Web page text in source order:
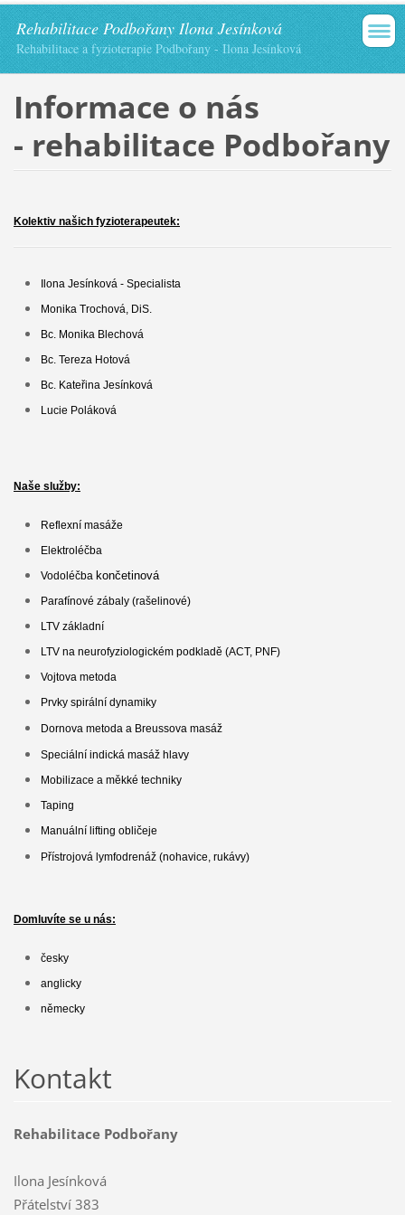
Rehabilitace Podbořany Ilona Jesínková
Rehabilitace a fyzioterapie Podbořany - Ilona Jesínková
Informace o nás
- rehabilitace Podbořany
Kolektiv našich fyzioterapeutek:
Ilona Jesínková - Specialista
Monika Trochová, DiS.
Bc. Monika Blechová
Bc. Tereza Hotová
Bc. Kateřina Jesínková
Lucie Poláková
Naše služby:
Reflexní masáže
Elektroléčba
Vodoléčba končetinová
Parafínové zábaly (rašelinové)
LTV základní
LTV na neurofyziologickém podkladě (ACT, PNF)
Vojtova metoda
Prvky spirální dynamiky
Dornova metoda a Breussova masáž
Speciální indická masáž hlavy
Mobilizace a měkké techniky
Taping
Manuální lifting obličeje
Přístrojová lymfodrenáž (nohavice, rukávy)
Domluvíte se u nás:
česky
anglicky
německy
Kontakt
Rehabilitace Podbořany
Ilona Jesínková
Přátelství 383